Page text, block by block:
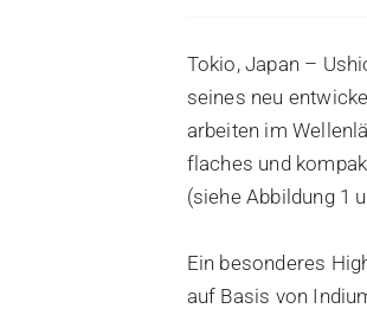
Tokio, Japan –
seines neu
arbeiten im
flaches und
(siehe Abbildung 1
Ein besonderes
auf Basis von